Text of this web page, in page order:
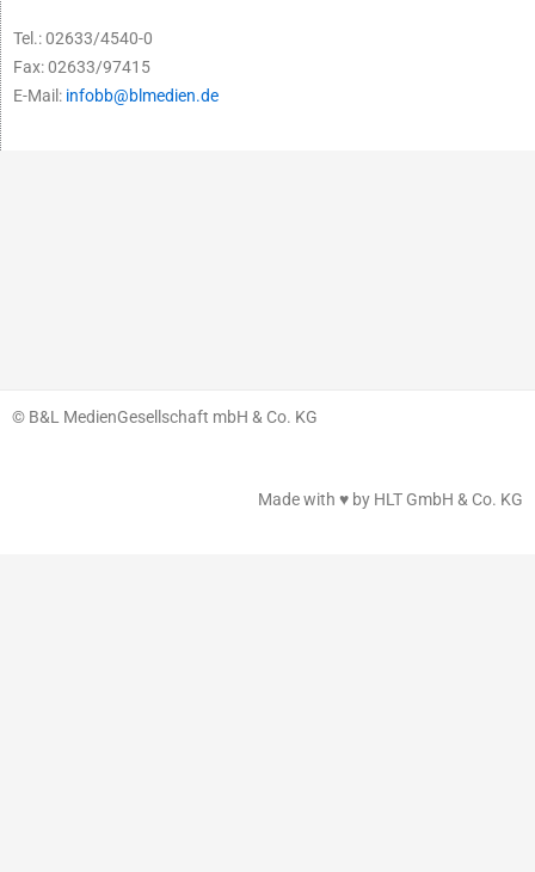
Tel.: 02633/4540-0
Fax: 02633/97415
E-Mail: infobb@blmedien.de
© B&L MedienGesellschaft mbH & Co. KG
Made with ♥ by HLT GmbH & Co. KG